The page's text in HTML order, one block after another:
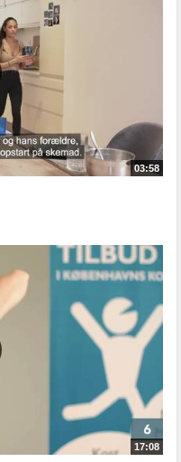
03:58
17:08